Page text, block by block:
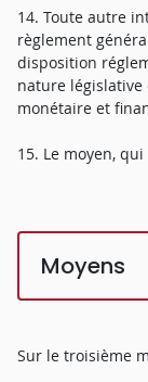
14. Toute autre
règlement
disposition
nature législative
monétaire et
15. Le moyen,
Moyens
Sur le troisième